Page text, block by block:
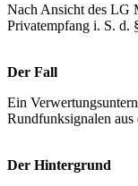
Nach Ansicht des LG
Privatempfang i. S. d.
Der Fall
Ein
Rundfunksignalen aus
Der Hintergrund